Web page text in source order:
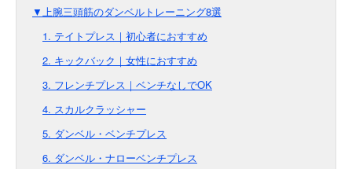
▼上腕三頭筋のダンベルトレーニング8選
1. テイトプレス｜初心者におすすめ
2. キックバック｜女性におすすめ
3. フレンチプレス｜ベンチなしでOK
4. スカルクラッシャー
5. ダンベル・ベンチプレス
6. ダンベル・ナローベンチプレス